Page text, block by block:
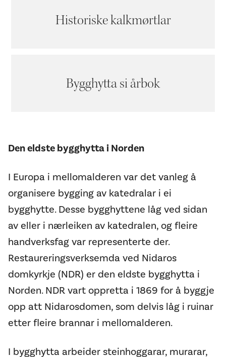
Historiske kalkmørtlar
Bygghytta si årbok
Den eldste bygghytta i Norden
I Europa i mellomalderen var det vanleg å
organisere bygging av katedralar i ei
bygghytte. Desse bygghyttene låg ved sidan
av eller i nærleiken av katedralen, og fleire
handverksfag var representerte der.
Restaureringsverksemda ved Nidaros
domkyrkje (NDR) er den eldste bygghytta i
Norden. NDR vart oppretta i 1869 for å byggje
opp att Nidarosdomen, som delvis låg i ruinar
etter fleire brannar i mellomalderen.
I bygghytta arbeider steinhoggarar, murarar,